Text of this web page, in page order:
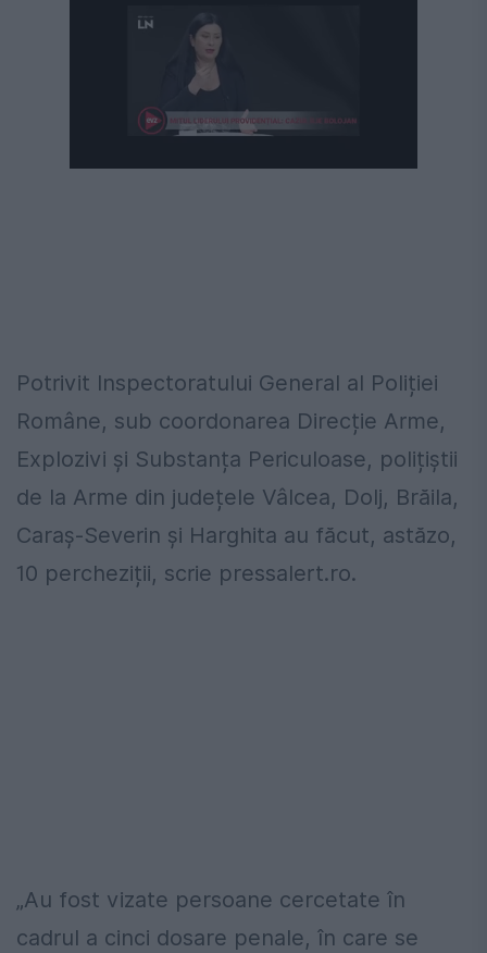
Potrivit Inspectoratului General al Poliției
Române, sub coordonarea Direcție Arme,
Explozivi și Substanța Periculoase, polițiștii
de la Arme din județele Vâlcea, Dolj, Brăila,
Caraș-Severin și Harghita au făcut, astăzo,
10 percheziții, scrie pressalert.ro.
„Au fost vizate persoane cercetate în
cadrul a cinci dosare penale, în care se